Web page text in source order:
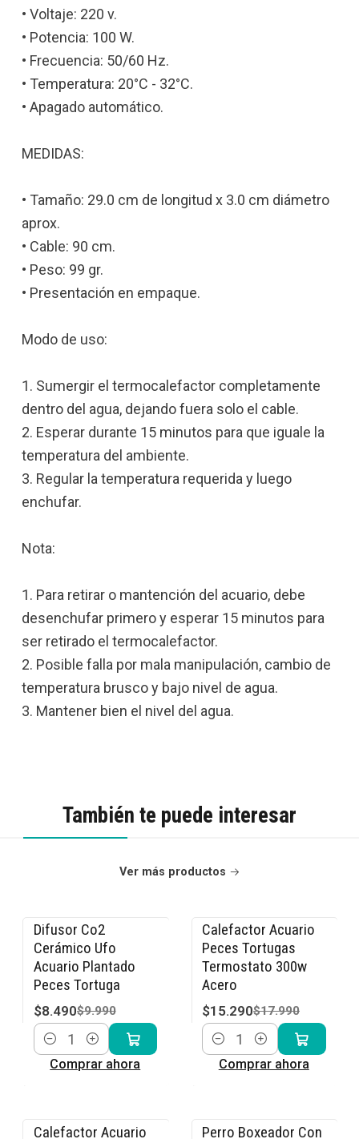
• Voltaje: 220 v.
• Potencia: 100 W.
• Frecuencia: 50/60 Hz.
• Temperatura: 20°C - 32°C.
• Apagado automático.
MEDIDAS:
• Tamaño: 29.0 cm de longitud x 3.0 cm diámetro
aprox.
• Cable: 90 cm.
• Peso: 99 gr.
• Presentación en empaque.
Modo de uso:
1. Sumergir el termocalefactor completamente
dentro del agua, dejando fuera solo el cable.
2. Esperar durante 15 minutos para que iguale la
temperatura del ambiente.
3. Regular la temperatura requerida y luego
enchufar.
Nota:
1. Para retirar o mantención del acuario, debe
desenchufar primero y esperar 15 minutos para
ser retirado el termocalefactor.
2. Posible falla por mala manipulación, cambio de
temperatura brusco y bajo nivel de agua.
3. Mantener bien el nivel del agua.
También te puede interesar
Ver más productos
-15% OFF
Difusor Co2
Cerámico Ufo
Acuario Plantado
Peces Tortuga
$8.490$9.990
Cantidad
Comprar ahora
-15% OFF
Calefactor Acuario
Peces Tortugas
Termostato 300w
Acero
$15.290$17.990
Cantidad
Comprar ahora
Calefactor Acuario Perro Boxeador Con